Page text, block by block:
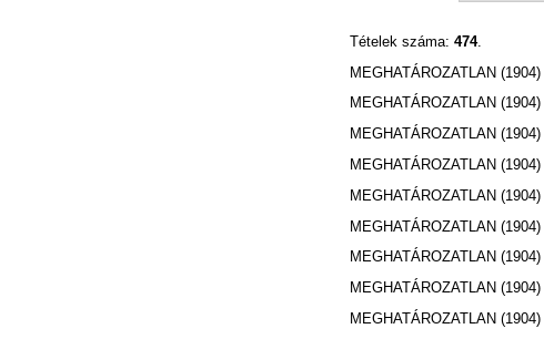
Tételek száma: 474.
MEGHATÁROZATLAN (1904)
MEGHATÁROZATLAN (1904)
MEGHATÁROZATLAN (1904)
MEGHATÁROZATLAN (1904)
MEGHATÁROZATLAN (1904)
MEGHATÁROZATLAN (1904)
MEGHATÁROZATLAN (1904)
MEGHATÁROZATLAN (1904)
MEGHATÁROZATLAN (1904)